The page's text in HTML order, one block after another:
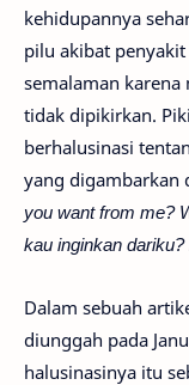
kehidupannya
pilu akibat
semalaman
tidak dipikirkan.
berhalusinasi
yang digambarkan
you want from me?
kau inginkan
Dalam sebuah
diunggah pada
halusinasinya itu